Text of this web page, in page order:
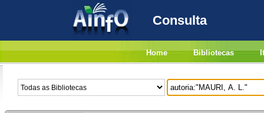
Consulta
Home Bibliotecas